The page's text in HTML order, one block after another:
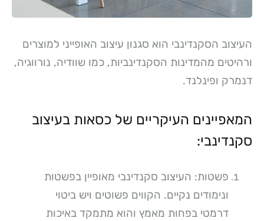
העיצוב הסקנדינבי הוא סגנון עיצוב האופייני למוצרים
ורהיטים מהמדינות הסקנדינביות, כמו שוודיה, נורווגיה,
דנמרק ופינלנד.
המאפיינים העיקריים של כסאות בעיצוב
סקנדינבי:
פשטות: העיצוב סקנדינבי מאופיין בפשטות
ונימודים נקיים. הקווים פשוטים ויש ביטוי
דרמטי בפחות מאמץ והוא מתמקד באיכות